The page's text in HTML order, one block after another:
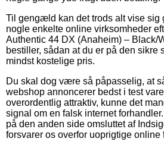
Til gengæld kan det trods alt vise sig
nogle enkelte online virksomheder
Authentic 44 DX (Anaheim) – Black/
bestiller, sådan at du er på den sikre
mindst kostelige pris.
Du skal dog være så påpasselig, at
webshop annoncerer bedst i test
overordentlig attraktiv, kunne det
signal om en falsk internet
på den anden side omsluttet af
forsvarer os overfor uoprigtige online